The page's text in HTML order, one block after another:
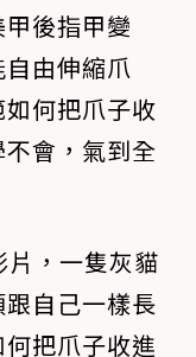
後指甲變
由伸縮爪
何把爪子收
會，氣到全
，一隻灰貓
自己一樣長
把爪子收進